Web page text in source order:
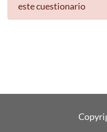
este cuestionario